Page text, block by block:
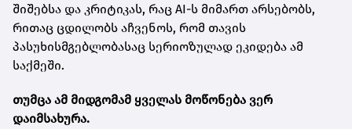
შიშებსა და კრიტიკას, რაც AI-ს მიმართ არსებობს,
რითაც ცდილობს აჩვენოს, რომ თავის
პასუხისმგებლობასაც სერიოზულად ეკიდება ამ
საქმეში.
თუმცა ამ მიდგომამ ყველას მოწონება ვერ
დაიმსახურა.